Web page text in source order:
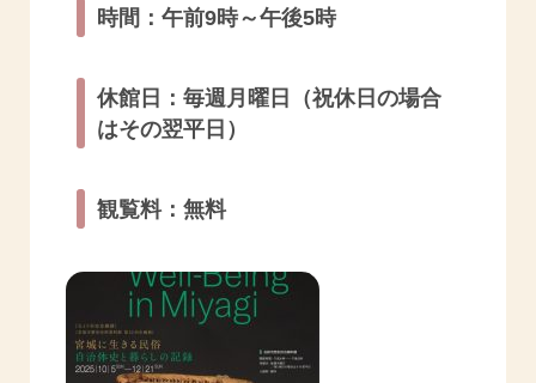
時間：午前9時～午後5時
休館日：毎週月曜日（祝休日の場合
はその翌平日）
観覧料：無料